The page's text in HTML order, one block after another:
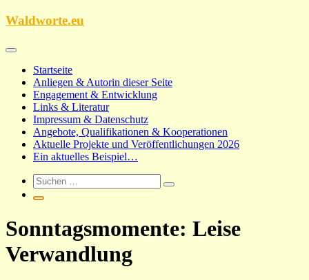
Zum
Waldworte.eu
Startseite
Anliegen & Autorin dieser Seite
Engagement & Entwicklung
Links & Literatur
Impressum & Datenschutz
Angebote, Qualifikationen & Kooperationen
Aktuelle Projekte und Veröffentlichungen 2026
Ein aktuelles Beispiel…
Sonntagsmomente: Leise
Verwandlung